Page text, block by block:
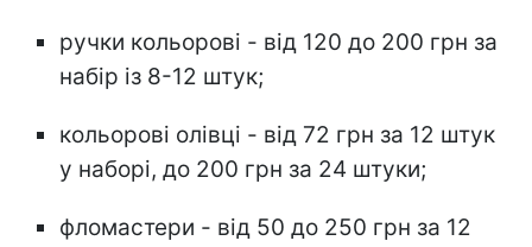
ручки кольорові - від 120 до 200 грн за
набір із 8-12 штук;
кольорові олівці - від 72 грн за 12 штук
у наборі, до 200 грн за 24 штуки;
фломастери - від 50 до 250 грн за 12